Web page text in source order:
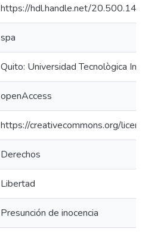
https://hdl.handle.net/
spa
Quito: Universidad Tecnològica
openAccess
https://creativecommons.org/
Derechos
Libertad
Presunción de inocencia